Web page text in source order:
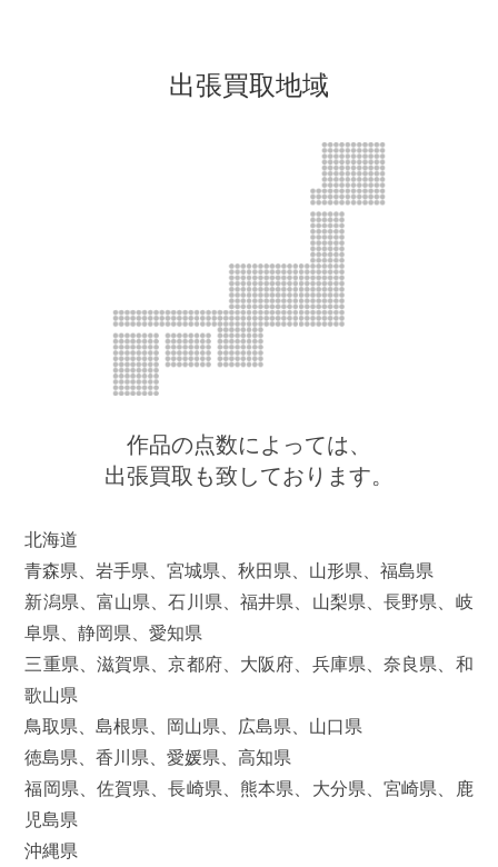
出張買取地域
作品の点数によっては、
出張買取も致しております。
北海道
青森県、岩手県、宮城県、秋田県、山形県、福島県
新潟県、富山県、石川県、福井県、山梨県、長野県、岐
阜県、静岡県、愛知県
三重県、滋賀県、京都府、大阪府、兵庫県、奈良県、和
歌山県
鳥取県、島根県、岡山県、広島県、山口県
徳島県、香川県、愛媛県、高知県
福岡県、佐賀県、長崎県、熊本県、大分県、宮崎県、鹿
児島県
沖縄県